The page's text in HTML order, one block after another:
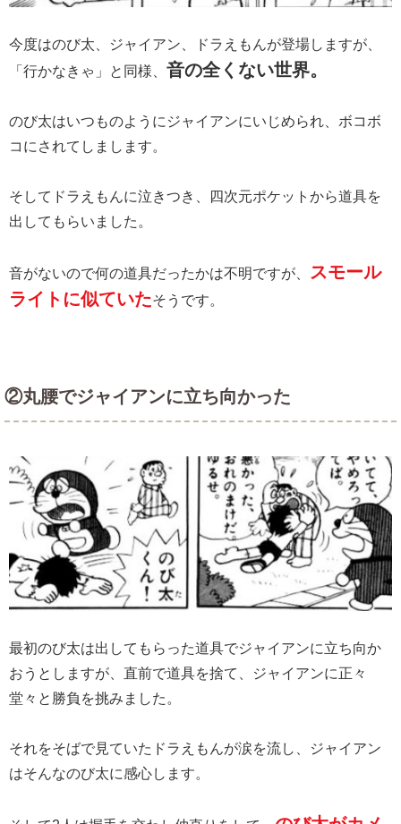
今度はのび太、ジャイアン、ドラえもんが登場しますが、
「行かなきゃ」と同様、 音の全くない世界。
のび太はいつものようにジャイアンにいじめられ、ボコボ
コにされてしまします。
そしてドラえもんに泣きつき、四次元ポケットから道具を
出してもらいました。
音がないので何の道具だったかは不明ですが、
スモール
ライトに似ていたそうです。
②丸腰でジャイアンに立ち向かった
最初のび太は出してもらった道具でジャイアンに立ち向か
おうとしますが、直前で道具を捨て、ジャイアンに正々
堂々と勝負を挑みました。
それをそばで見ていたドラえもんが涙を流し、ジャイアン
はそんなのび太に感心します。